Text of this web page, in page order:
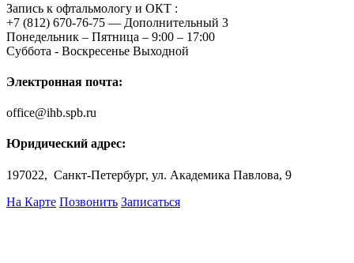
Запись к офтальмологу и ОКТ :
+7 (812) 670-76-75 — Дополнительный 3
Понедельник – Пятница – 9:00 – 17:00
Суббота - Воскресенье Выходной
Электронная почта:
office@ihb.spb.ru
Юридический адрес:
197022, Санкт-Петербург, ул. Академика Павлова, 9
На Карте Позвонить Записаться